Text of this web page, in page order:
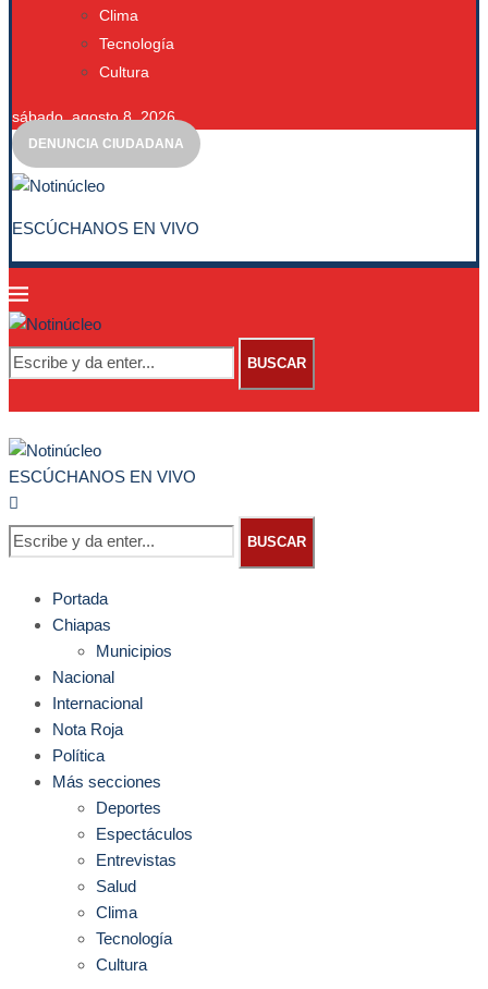
Clima
Tecnología
Cultura
sábado, agosto 8, 2026
DENUNCIA CIUDADANA
ESCÚCHANOS EN VIVO
BUSCAR
ESCÚCHANOS EN VIVO
BUSCAR
Portada
Chiapas
Municipios
Nacional
Internacional
Nota Roja
Política
Más secciones
Deportes
Espectáculos
Entrevistas
Salud
Clima
Tecnología
Cultura